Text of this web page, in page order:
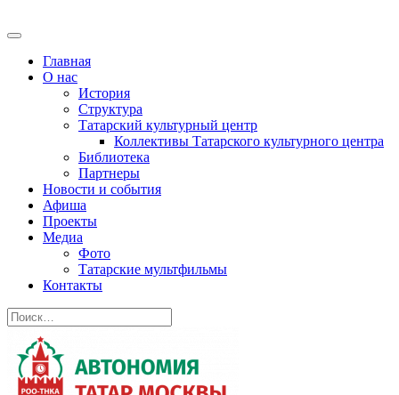
Главная
О нас
История
Структура
Татарский культурный центр
Коллективы Татарского культурного центра
Библиотека
Партнеры
Новости и события
Афиша
Проекты
Медиа
Фото
Татарские мультфильмы
Контакты